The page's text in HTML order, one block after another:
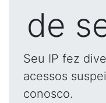
de
Seu IP fez
acessos
conosco.